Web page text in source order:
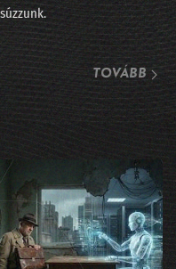
pont hu
belül bedönti a világot
252 - Írjanak-e AI-jal beadandót a műegyetemisták?
a lusta LLM-ek?
TOVÁBB